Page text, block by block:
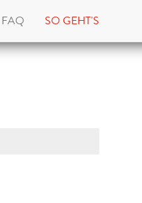
FAQ SO GEHT'S